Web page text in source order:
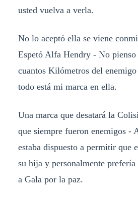
usted vuelva a verla.
No lo aceptó ella se viene
Espetó Alfa Hendry - No pienso
cuantos Kilómetros del enemigo
todo está mi marca en ella.
Una marca que desatará la
que siempre fueron enemigos -
estaba dispuesto a permitir que
su hija y personalmente
a Gala por la paz.